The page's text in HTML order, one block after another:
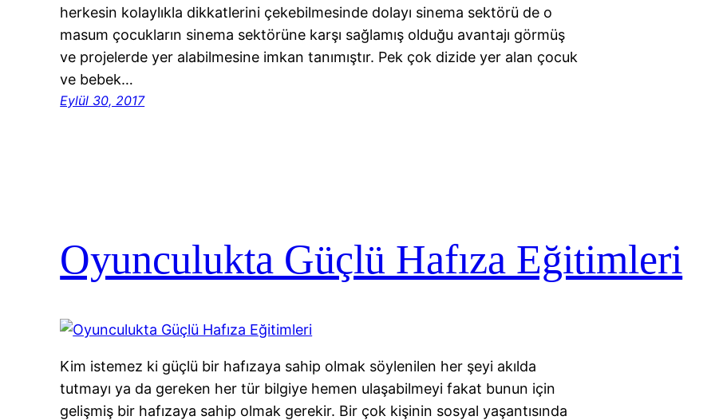
herkesin kolaylıkla dikkatlerini çekebilmesinde dolayı sinema sektörü de o
masum çocukların sinema sektörüne karşı sağlamış olduğu avantajı görmüş
ve projelerde yer alabilmesine imkan tanımıştır. Pek çok dizide yer alan çocuk
ve bebek…
Eylül 30, 2017
Oyunculukta Güçlü Hafıza Eğitimleri
Kim istemez ki güçlü bir hafızaya sahip olmak söylenilen her şeyi akılda
tutmayı ya da gereken her tür bilgiye hemen ulaşabilmeyi fakat bunun için
gelişmiş bir hafızaya sahip olmak gerekir. Bir çok kişinin sosyal yaşantısında